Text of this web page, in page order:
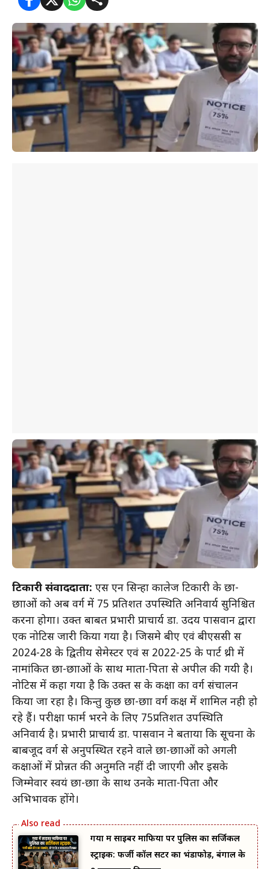
टिकारी संवाददाता: एस एन सिन्हा कालेज टिकारी के छात्र-
छात्राओं को अब वर्ग में 75 प्रतिशत उपस्थिति अनिवार्य सुनिश्चित
करना होगा। उक्त बाबत प्रभारी प्राचार्य डा. उदय पासवान द्वारा
एक नोटिस जारी किया गया है। जिसमे बीए एवं बीएससी सत्र
2024-28 के द्वितीय सेमेस्टर एवं सत्र 2022-25 के पार्ट थ्री में
नामांकित छात्र-छात्राओं के साथ माता-पिता से अपील की गयी है।
नोटिस में कहा गया है कि उक्त सत्र के कक्षा का वर्ग संचालन
किया जा रहा है। किन्तु कुछ छात्र-छात्रा वर्ग कक्ष में शामिल नही हो
रहे हैं। परीक्षा फार्म भरने के लिए 75प्रतिशत उपस्थिति
अनिवार्य है। प्रभारी प्राचार्य डा. पासवान ने बताया कि सूचना के
बाबजूद वर्ग से अनुपस्थित रहने वाले छात्र-छात्राओं को अगली
कक्षाओं में प्रोन्नत की अनुमति नहीं दी जाएगी और इसके
जिम्मेवार स्वयं छात्र-छात्रा के साथ उनके माता-पिता और
अभिभावक होंगे।
गया में साइबर माफिया पर पुलिस का सर्जिकल
स्ट्राइक: फर्जी कॉल सेंटर का भंडाफोड़, बंगाल के